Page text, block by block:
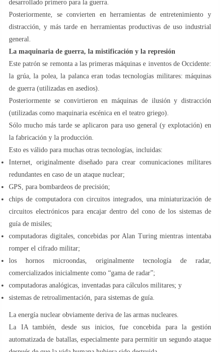
desarrollado primero para la guerra.
Posteriormente, se convierten en herramientas de entretenimiento y
distracción, y más tarde en herramientas productivas de uso industrial
general.
La maquinaria de guerra, la mistificación y la represión
Este patrón se remonta a las primeras máquinas e inventos de Occidente:
la grúa, la polea, la palanca eran todas tecnologías militares: máquinas
de guerra (utilizadas en asedios).
Posteriormente se convirtieron en máquinas de ilusión y distracción
(utilizadas como maquinaria escénica en el teatro griego).
Sólo mucho más tarde se aplicaron para uso general (y explotación) en
la fabricación y la producción.
Esto es válido para muchas otras tecnologías, incluidas:
Internet, originalmente diseñado para crear comunicaciones militares
redundantes en caso de un ataque nuclear;
GPS, para bombardeos de precisión;
chips de computadora con circuitos integrados, una miniaturización de
circuitos electrónicos para encajar dentro del cono de los sistemas de
guía de misiles;
computadoras digitales, concebidas por Alan Turing mientras intentaba
romper el cifrado militar;
los hornos microondas, originalmente tecnología de radar,
comercializados inicialmente como “gama de radar”;
computadoras analógicas, inventadas para cálculos militares; y
sistemas de retroalimentación, para sistemas de guía.
La energía nuclear obviamente deriva de las armas nucleares.
La IA también, desde sus inicios, fue concebida para la gestión
automatizada de batallas, especialmente para permitir un segundo ataque